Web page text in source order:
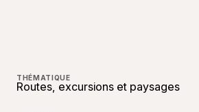
THÉMATIQUE
Routes, excursions et paysages